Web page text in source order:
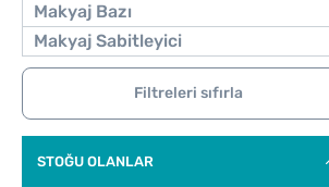
Makyaj Bazı
Makyaj Sabitleyici
Filtreleri sıfırla
STOĞU OLANLAR